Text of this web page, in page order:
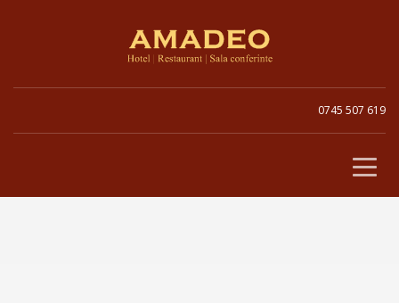
0745 507 619